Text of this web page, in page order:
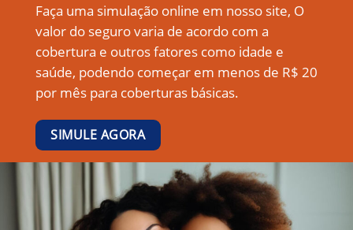
Faça uma simulação online em nosso site, O
valor do seguro varia de acordo com a
cobertura e outros fatores como idade e
saúde, podendo começar em menos de R$ 20
por mês para coberturas básicas.
SIMULE AGORA